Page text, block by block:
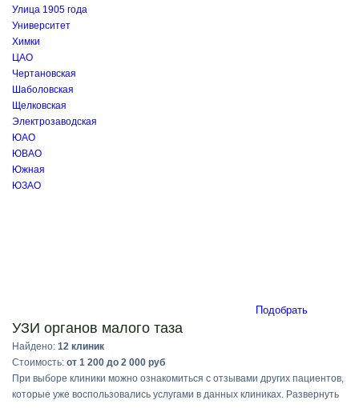
Улица 1905 года
Университет
Химки
ЦАО
Чертановская
Шаболовская
Щелковская
Электрозаводская
ЮАО
ЮВАО
Южная
ЮЗАО
Подобрать
УЗИ органов малого таза
Найдено: 12 клиник
Стоимость: от 1 200 до 2 000 руб
При выборе клиники можно ознакомиться с отзывами других пациентов,
которые уже воспользовались услугами в данных клиниках. Развернуть